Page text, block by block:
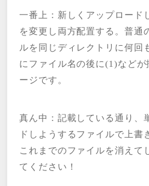
一番上：新しくアップロード
を変更し両方配置する。普通
ルを同じディレクトリに何回
にファイル名の後に(1)などが
ージです。
真ん中：記載している通り、
ドしようするファイルで上書
これまでのファイルを消えて
てください！